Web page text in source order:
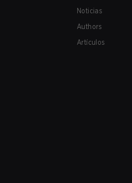
Noticias
Authors
Artículos